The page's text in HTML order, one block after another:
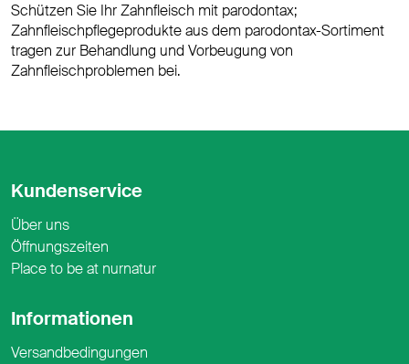
Schützen Sie Ihr Zahnfleisch mit parodontax;
Zahnfleischpflegeprodukte aus dem parodontax-Sortiment
tragen zur Behandlung und Vorbeugung von
Zahnfleischproblemen bei.
Kundenservice
Über uns
Öffnungszeiten
Place to be at nurnatur
Informationen
Versandbedingungen